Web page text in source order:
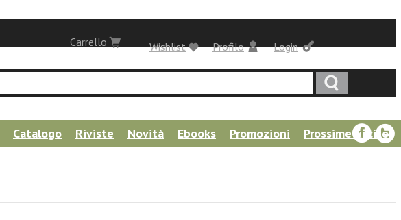
Login
Carrello Profilo
Wishlist
Catalogo Riviste Novità Ebooks Promozioni
Prossime uscite